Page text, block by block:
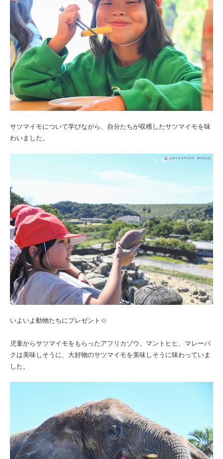
サツマイモについて学びながら、自分たちが収穫したサツマイモを味
わいました。
いよいよ動物たちにプレゼント☆
児童からサツマイモをもらったアフリカゾウ、マントヒヒ、マレーバ
クは美味しそうに、大好物のサツマイモを美味しそうに味わっていま
した。